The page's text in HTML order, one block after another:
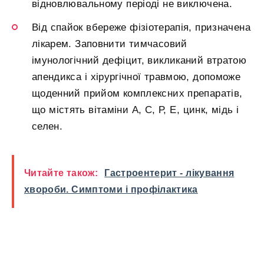
відновлювальному періоді не виключена.
Від спайок вбереже фізіотерапія, призначена
лікарем. Заповнити тимчасовий
імунологічний дефіцит, викликаний втратою
апендикса і хірургічної травмою, допоможе
щоденний прийом комплексних препаратів,
що містять вітаміни А, С, Р, Е, цинк, мідь і
селен.
Читайте також:
Гастроентерит - лікування
хвороби. Симптоми і профілактика